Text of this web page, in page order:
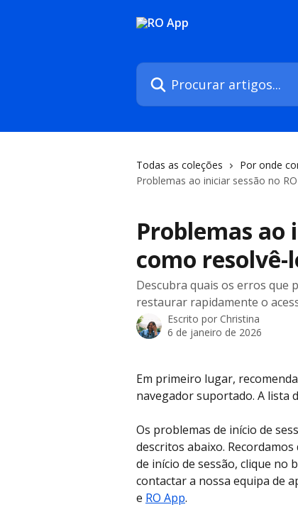
Procurar artigos...
Todas as coleções Por onde
Problemas ao iniciar sessão no
Problemas ao
como resolvê-
Descubra quais os erros que
restaurar rapidamente o
Escrito por Christina
6 de janeiro de 2026
Em primeiro lugar,
navegador suportado. A lista
Os problemas de início de
descritos abaixo.
de início de sessão, clique
contactar a nossa equipa de
e RO App.​